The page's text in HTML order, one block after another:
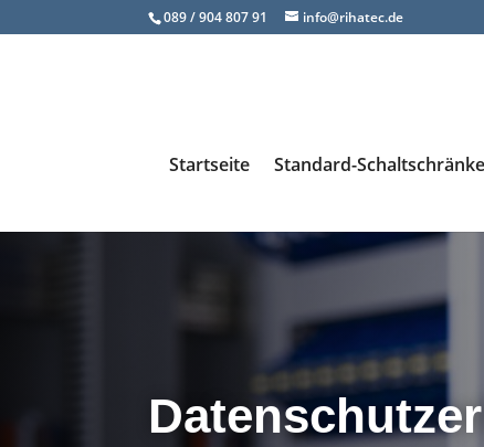
089 / 904 807 91 info@rihatec.de
Startseite Standard-Schaltschränke